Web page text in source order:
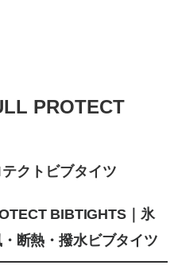
PROTECT
クトビブタイツ
BIBTIGHTS｜氷
断熱・撥水ビブタイツ